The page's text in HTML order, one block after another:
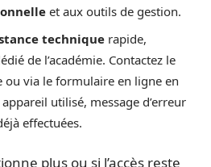
et aux outils de gestion.
technique rapide,
de l’académie. Contactez le
via le formulaire en ligne en
utilisé, message d’erreur
effectuées.
plus ou si l’accès reste